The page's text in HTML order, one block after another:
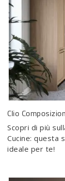
Clio
Scopri di più
Cucine: questa
ideale per te!